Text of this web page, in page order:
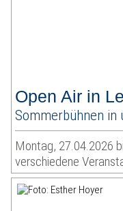
Open Air in
Sommerbühnen in
Montag, 27.04.2026
verschiedene